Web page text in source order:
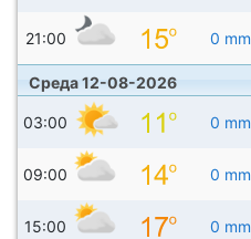
21:00 0 mm
Среда 12-08-2026
03:00 0 mm
09:00 0 mm
15:00 0 mm